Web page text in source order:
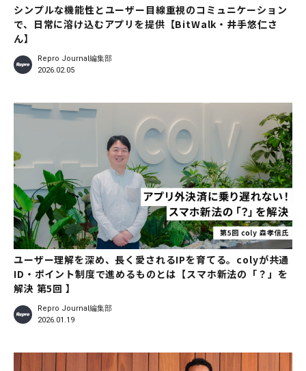
シンプルな機能性とユーザー目線重視のコミュニケーション
で、日常に溶け込むアプリを提供【BitWalk・井手悠仁さ
ん】
Repro Journal編集部
2026.02.05
ユーザー理解を深め、長く愛されるIPを育てる。colyが共通
ID・ポイント制度で進めるものとは【スマホ新法の「？」を
解決 第5回 】
Repro Journal編集部
2026.01.19